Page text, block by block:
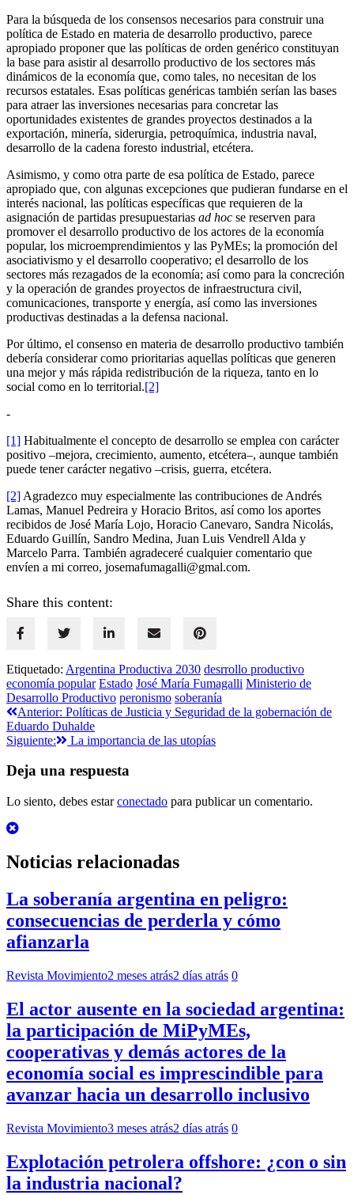
Para la búsqueda de los consensos necesarios para construir una
política de Estado en materia de desarrollo productivo, parece
apropiado proponer que las políticas de orden genérico constituyan
la base para asistir al desarrollo productivo de los sectores más
dinámicos de la economía que, como tales, no necesitan de los
recursos estatales. Esas políticas genéricas también serían las bases
para atraer las inversiones necesarias para concretar las
oportunidades existentes de grandes proyectos destinados a la
exportación, minería, siderurgia, petroquímica, industria naval,
desarrollo de la cadena foresto industrial, etcétera.
Asimismo, y como otra parte de esa política de Estado, parece
apropiado que, con algunas excepciones que pudieran fundarse en el
interés nacional, las políticas específicas que requieren de la
asignación de partidas presupuestarias ad hoc se reserven para
promover el desarrollo productivo de los actores de la economía
popular, los microemprendimientos y las PyMEs; la promoción del
asociativismo y el desarrollo cooperativo; el desarrollo de los
sectores más rezagados de la economía; así como para la concreción
y la operación de grandes proyectos de infraestructura civil,
comunicaciones, transporte y energía, así como las inversiones
productivas destinadas a la defensa nacional.
Por último, el consenso en materia de desarrollo productivo también
debería considerar como prioritarias aquellas políticas que generen
una mejor y más rápida redistribución de la riqueza, tanto en lo
social como en lo territorial.[2]
-
[1] Habitualmente el concepto de desarrollo se emplea con carácter
positivo –mejora, crecimiento, aumento, etcétera–, aunque también
puede tener carácter negativo –crisis, guerra, etcétera.
[2] Agradezco muy especialmente las contribuciones de Andrés
Lamas, Manuel Pedreira y Horacio Britos, así como los aportes
recibidos de José María Lojo, Horacio Canevaro, Sandra Nicolás,
Eduardo Guillín, Sandro Medina, Juan Luis Vendrell Alda y
Marcelo Parra. También agradeceré cualquier comentario que
envíen a mi correo, josemafumagalli@gmal.com.
Share this content:
Etiquetado: Argentina Productiva 2030 desrrollo productivo
economía popular Estado José María Fumagalli Ministerio de
Desarrollo Productivo peronismo soberanía
Navegación
de
Anterior: Políticas de Justicia y Seguridad de la gobernación de
Eduardo Duhalde
Siguiente:
La importancia de las utopías
Deja una respuesta
Lo siento, debes estarconectado para publicar un comentario.
Noticias relacionadas
La soberanía argentina en peligro:
consecuencias de perderla y cómo
afianzarla
Revista Movimiento2 meses atrás2 días atrás 0
El actor ausente en la sociedad argentina:
la participación de MiPyMEs,
cooperativas y demás actores de la
economía social es imprescindible para
avanzar hacia un desarrollo inclusivo
Revista Movimiento3 meses atrás2 días atrás 0
Explotación petrolera offshore: ¿con o sin
la industria nacional?